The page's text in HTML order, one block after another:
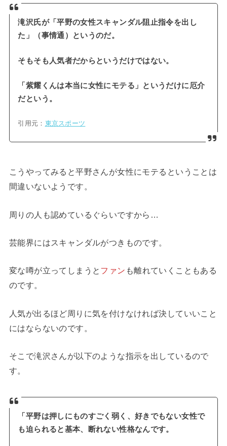
滝沢氏が「平野の女性スキャンダル阻止指令を出し
た」（事情通）というのだ。
そもそも人気者だからというだけではない。
「紫耀くんは本当に女性にモテる」というだけに厄介
だという。
引用元： 東京スポーツ
こうやってみると平野さんが女性にモテるということは
間違いないようです。
周りの人も認めているぐらいですから…
芸能界にはスキャンダルがつきものです。
変な噂が立ってしまうと ファン も離れていくこともある
のです。
人気が出るほど周りに気を付けなければ決していいこと
にはならないのです。
そこで滝沢さんが以下のような指示を出しているので
す。
「平野は押しにものすごく弱く、好きでもない女性で
も迫られると基本、断れない性格なんです。